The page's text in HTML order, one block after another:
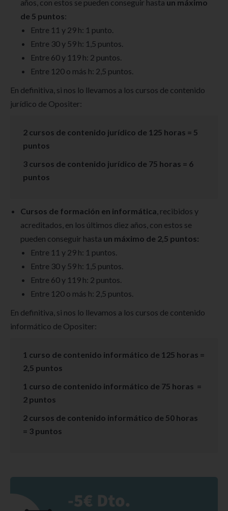
años, con estos se pueden conseguir hasta un máximo
de 5 puntos:
Entre 11 y 29 h: 1 punto.
Entre 30 y 59 h: 1,5 puntos.
Entre 60 y 119 h: 2 puntos.
Entre 120 o más h: 2,5 puntos.
En definitiva, si nos lo llevamos a los cursos de contenido
jurídico de Opositer:
2 cursos de contenido jurídico de 125 horas = 5
puntos
3 cursos de contenido jurídico de 75 horas = 6
puntos
Cursos de formación en informática, recibidos y
acreditados, en los últimos diez años, con estos se
pueden conseguir hasta un máximo de 2,5 puntos:
Entre 11 y 29 h: 1 puntos.
Entre 30 y 59 h: 1,5 puntos.
Entre 60 y 119 h: 2 puntos.
Entre 120 o más h: 2,5 puntos.
En definitiva, si nos lo llevamos a los cursos de contenido
informático de Opositer:
1 curso de contenido informático de 125 horas =
2,5 puntos
1 curso de contenido informático de 75 horas =
2 puntos
2 cursos de contenido informático de 50 horas
= 3 puntos